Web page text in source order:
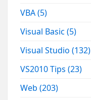
VBA(5)
Visual Basic(5)
Visual Studio(132)
VS2010 Tips(23)
Web(203)